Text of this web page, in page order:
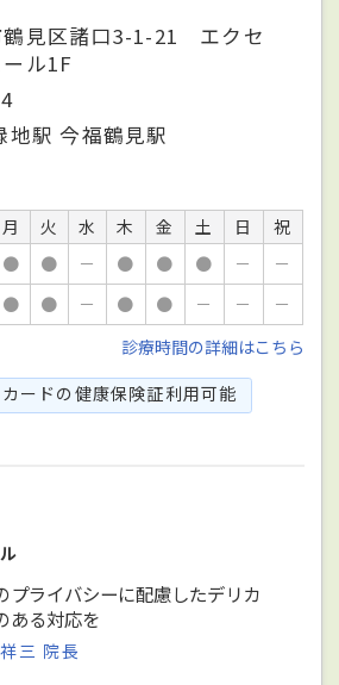
鶴見区諸口3-1-21 エクセ
ル1F
地駅 今福鶴見駅
月 火 水 木 金 土 日
祝
● ● － ● ● ● －
－
● ● － ● ● － －
－
診療時間の詳細はこちら
ードの健康保険証利用可能
プライバシーに配慮したデリカ
ある対応を
三 院長